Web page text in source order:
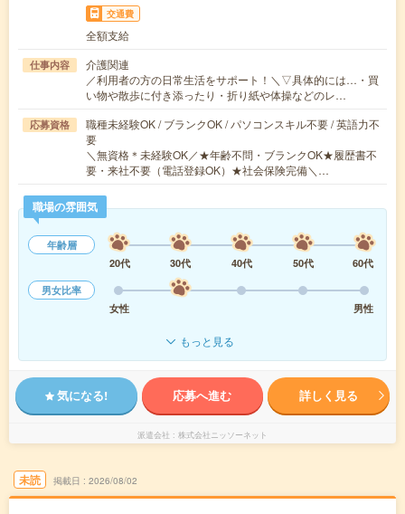
交通費
全額支給
仕事内容
介護関連
／利用者の方の日常生活をサポート！＼▽具体的には…・買
い物や散歩に付き添ったり・折り紙や体操などのレ…
応募資格
職種未経験OK / ブランクOK / パソコンスキル不要 / 英語力不
要
＼無資格＊未経験OK／★年齢不問・ブランクOK★履歴書不
要・来社不要（電話登録OK）★社会保険完備＼…
職場の雰囲気
年齢層
20代
30代 40代 50代
60代
男女比率
女性
男性
もっと見る
気になる! 応募へ進む 詳しく見る
派遣会社 株式会社ニッソーネット
未読 掲載日 2026/08/02